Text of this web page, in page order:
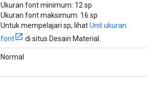
Ukuran font minimum: 12 sp
Ukuran font maksimum: 16 sp
Untuk mempelajari sp, lihatUnit ukuran
font
di situs Desain Material.
Normal